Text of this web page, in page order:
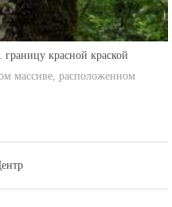
красной краской
массиве, расположенном